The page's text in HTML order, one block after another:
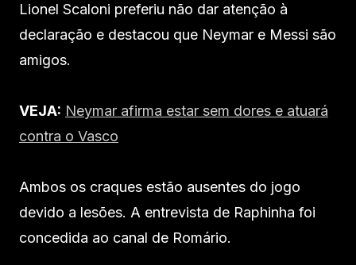
Lionel Scaloni preferiu não dar atenção à
declaração e destacou que Neymar e Messi são
amigos.
VEJA: Neymar afirma estar sem dores e atuará
contra o Vasco
Ambos os craques estão ausentes do jogo
devido a lesões. A entrevista de Raphinha foi
concedida ao canal de Romário.